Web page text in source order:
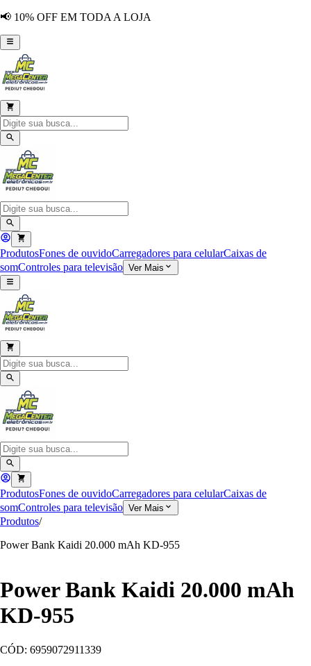
📢 10% OFF EM TODA A LOJA
ProdutosFones de ouvidoCarregadores para celularCaixas de
somControles para televisão Ver Mais
ProdutosFones de ouvidoCarregadores para celularCaixas de
somControles para televisão Ver Mais
Produtos/
Power Bank Kaidi 20.000 mAh KD-955
Power Bank Kaidi 20.000 mAh
KD-955
CÓD: 6959072911339